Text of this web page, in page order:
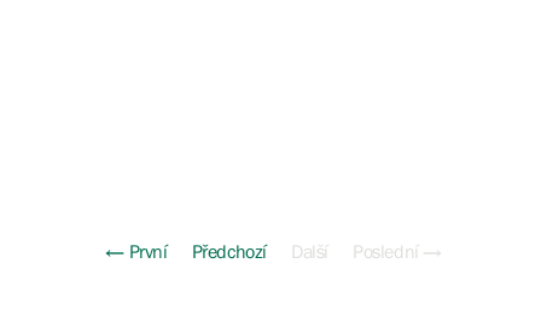
← První Předchozí Další Poslední →